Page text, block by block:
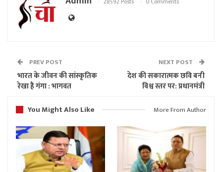
PREV POST
भारत के जीवन की सांस्कृतिक
रेखा है गंगा : भागवत
NEXT POST
देश की सकारात्मक छवि बनी
विश्व स्तर पर: प्रधानमंत्री
You Might Also Like
More From Author